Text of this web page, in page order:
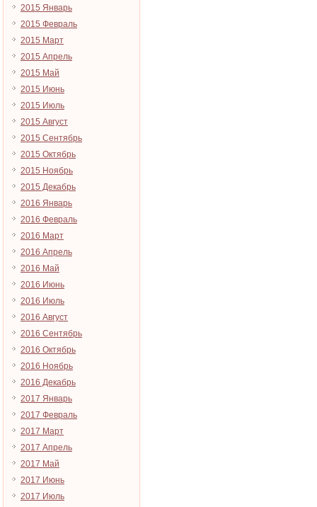
2015 Январь
2015 Февраль
2015 Март
2015 Апрель
2015 Май
2015 Июнь
2015 Июль
2015 Август
2015 Сентябрь
2015 Октябрь
2015 Ноябрь
2015 Декабрь
2016 Январь
2016 Февраль
2016 Март
2016 Апрель
2016 Май
2016 Июнь
2016 Июль
2016 Август
2016 Сентябрь
2016 Октябрь
2016 Ноябрь
2016 Декабрь
2017 Январь
2017 Февраль
2017 Март
2017 Апрель
2017 Май
2017 Июнь
2017 Июль